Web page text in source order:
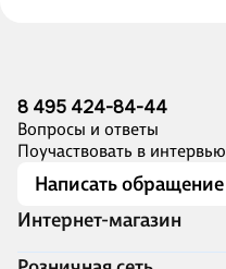
8 495 424-84-44
Вопросы и ответы
Поучаствовать в интервью
Написать обращение
Интернет-магазин
Акции